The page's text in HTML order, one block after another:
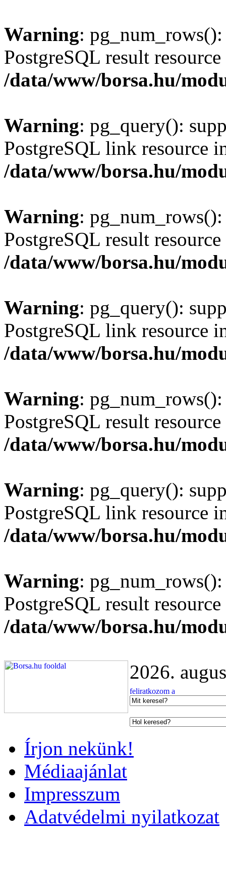
Warning:
PostgreSQL result
/data/www/borsa.hu/
Warning: pg_query():
PostgreSQL link resource
/data/www/borsa.hu/
Warning:
PostgreSQL result
/data/www/borsa.hu/
Warning: pg_query():
PostgreSQL link resource
/data/www/borsa.hu/
Warning:
PostgreSQL result
/data/www/borsa.hu/
Warning: pg_query():
PostgreSQL link resource
/data/www/borsa.hu/
Warning:
PostgreSQL result
/data/www/borsa.hu/
2026.
Írjon nekünk!
Médiaajánlat
Impresszum
Adatvédelmi nyilatkozat